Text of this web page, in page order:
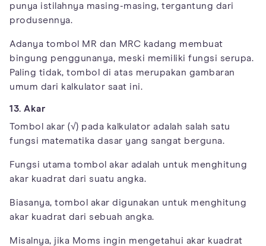
punya istilahnya masing-masing, tergantung dari
produsennya.
Adanya tombol MR dan MRC kadang membuat
bingung penggunanya, meski memiliki fungsi serupa.
Paling tidak, tombol di atas merupakan gambaran
umum dari kalkulator saat ini.
13. Akar
Tombol akar (√) pada kalkulator adalah salah satu
fungsi matematika dasar yang sangat berguna.
Fungsi utama tombol akar adalah untuk menghitung
akar kuadrat dari suatu angka.
Biasanya, tombol akar digunakan untuk menghitung
akar kuadrat dari sebuah angka.
Misalnya, jika Moms ingin mengetahui akar kuadrat